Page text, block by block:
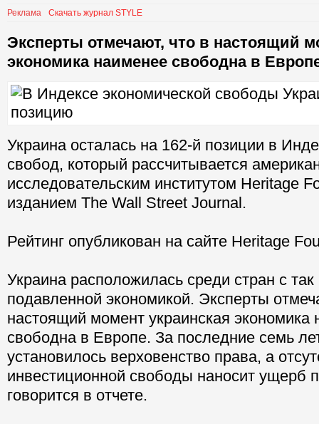
Реклама Скачать журнал STYLE
Эксперты отмечают, что в настоящий
экономика наименее свободна в
Украина осталась на 162-й позиции в
свобод, который рассчитывается
исследовательским институтом Heritage
изданием The Wall Street Journal.
Рейтинг опубликован на сайте Heritage
Украина расположилась среди стран с
подавленной экономикой. Эксперты
настоящий момент украинская экономика
свободна в Европе. За последние семь
установилось верховенство права, а
инвестиционной свободы наносит ущерб
говорится в отчете.